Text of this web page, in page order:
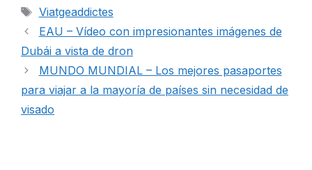
Etiquetas
Viatgeaddictes
EAU – Vídeo con impresionantes imágenes de
Dubái a vista de dron
MUNDO MUNDIAL – Los mejores pasaportes
para viajar a la mayoría de países sin necesidad de
visado